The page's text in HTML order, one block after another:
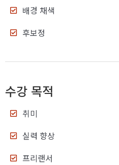
배경 채색
후보정
수강 목적
취미
실력 향상
프리랜서